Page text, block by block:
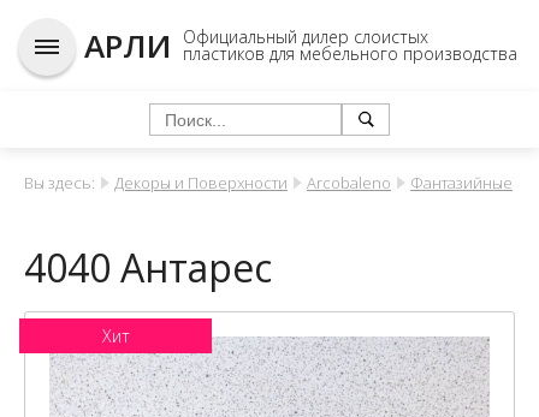
АРЛИ Официальный дилер слоистых
пластиков для мебельного производства
Вы здесь: Декоры и Поверхности Arcobaleno Фантазийные
4040 Антарес
Хит